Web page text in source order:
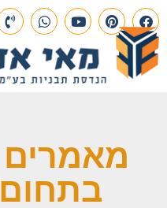
מאמרים